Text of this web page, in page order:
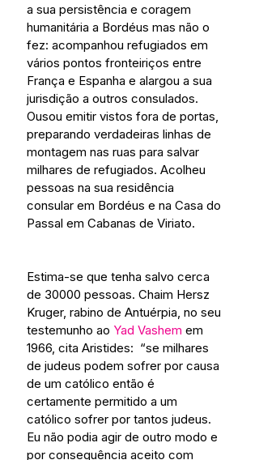
a sua persistência e coragem
humanitária a Bordéus mas não o
fez: acompanhou refugiados em
vários pontos fronteiriços entre
França e Espanha e alargou a sua
jurisdição a outros consulados.
Ousou emitir vistos fora de portas,
preparando verdadeiras linhas de
montagem nas ruas para salvar
milhares de refugiados. Acolheu
pessoas na sua residência
consular em Bordéus e na Casa do
Passal em Cabanas de Viriato.
Estima-se que tenha salvo cerca
de 30000 pessoas. Chaim Hersz
Kruger, rabino de Antuérpia, no seu
testemunho ao Yad Vashem em
1966, cita Aristides:  “se milhares
de judeus podem sofrer por causa
de um católico então é
certamente permitido a um
católico sofrer por tantos judeus.
Eu não podia agir de outro modo e
por consequência aceito com